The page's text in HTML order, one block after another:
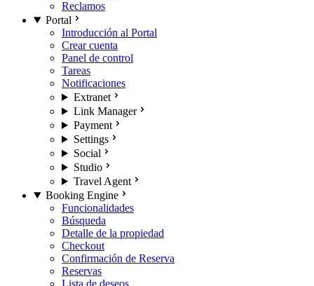
Reclamos
Portal
Introducción al Portal
Crear cuenta
Panel de control
Tareas
Notificaciones
Extranet
Link Manager
Payment
Settings
Social
Studio
Travel Agent
Booking Engine
Funcionalidades
Búsqueda
Detalle de la propiedad
Checkout
Confirmación de Reserva
Reservas
Lista de deseos